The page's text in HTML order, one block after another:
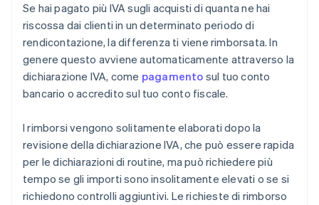
Se hai pagato più IVA sugli acquisti di quanta ne hai
riscossa dai clienti in un determinato periodo di
rendicontazione, la differenza ti viene rimborsata. In
genere questo avviene automaticamente attraverso la
dichiarazione IVA, come pagamento sul tuo conto
bancario o accredito sul tuo conto fiscale.
I rimborsi vengono solitamente elaborati dopo la
revisione della dichiarazione IVA, che può essere rapida
per le dichiarazioni di routine, ma può richiedere più
tempo se gli importi sono insolitamente elevati o se si
richiedono controlli aggiuntivi. Le richieste di rimborso